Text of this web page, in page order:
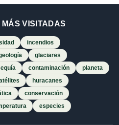
VISITADAS
incendios
glaciares
contaminación
planeta
huracanes
conservación
especies